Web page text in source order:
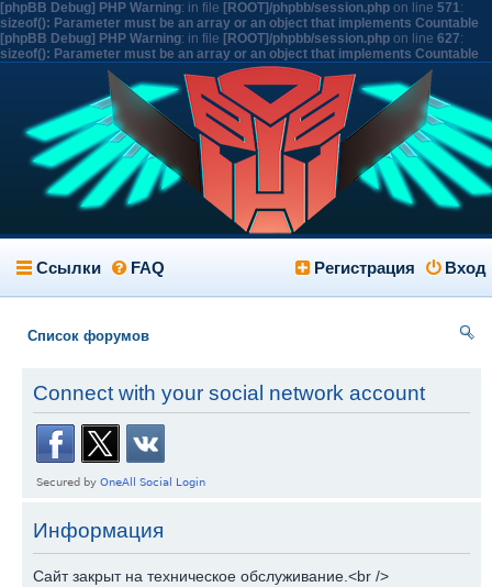
[phpBB Debug] PHP Warning: in file [ROOT]/phpbb/session.php on line 571:
sizeof(): Parameter must be an array or an object that implements Countable
[phpBB Debug] PHP Warning: in file [ROOT]/phpbb/session.php on line 627:
sizeof(): Parameter must be an array or an object that implements Countable
Ссылки FAQ Вход
Регистрация
Список форумов
Connect with your social network account
Информация
Сайт закрыт на техническое обслуживание.<br />